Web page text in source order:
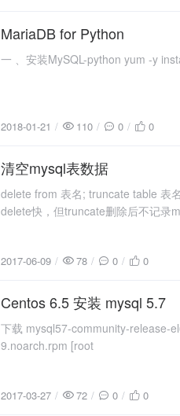
2018-01-21 MariaDB for Python
一 、安装MySQL-python yum -y
2018-01-21 110 0 0
2017-06-09
清空mysql表数据
delete from 表名; truncate table 表
delete快，但truncate删除后不记录
2017-06-09 78 0 0
2017-03-27
Centos 6.5 安装 mysql 5.7
下载 mysql57-community-release-
9.noarch.rpm [root
2017-03-27 72 0 0